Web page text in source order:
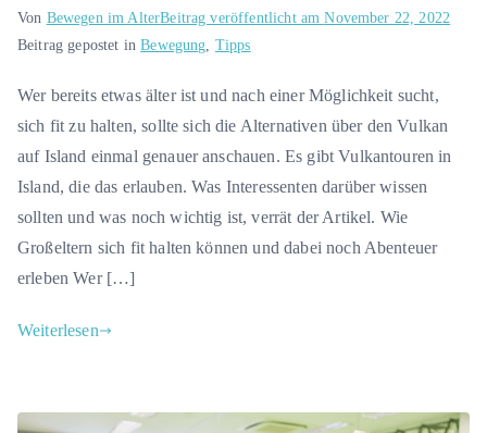
Von Bewegen im AlterBeitrag veröffentlicht amNovember 22, 2022
Beitrag gepostet inBewegung, Tipps
Wer bereits etwas älter ist und nach einer Möglichkeit sucht,
sich fit zu halten, sollte sich die Alternativen über den Vulkan
auf Island einmal genauer anschauen. Es gibt Vulkantouren in
Island, die das erlauben. Was Interessenten darüber wissen
sollten und was noch wichtig ist, verrät der Artikel. Wie
Großeltern sich fit halten können und dabei noch Abenteuer
erleben Wer […]
Weiterlesen